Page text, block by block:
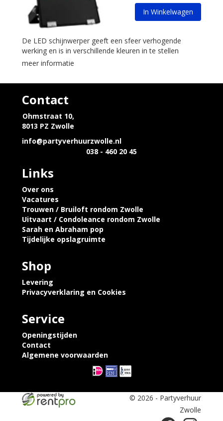
In Winkelwagen
De LED schijnwerper geeft een sfeer verhogende
werking en is in verschillende kleuren in te stellen
meer informatie
Contact
Ohmstraat 10,
8013 PZ Zwolle
info@partyverhuurzwolle.nl
038 - 460 20 45
Links
Over ons
Vacatures
Trouwen / Bruiloft rondom Zwolle
Uitvaart / Condoleance rondom Zwolle
Sarah en Abraham pop
Tijdelijke opslagruimte
Shop
Levering
Privacyverklaring en Cookies
Service
Openingstijden
Contact
Algemene voorwaarden
© 2026 - Partyverhuur
Zwolle